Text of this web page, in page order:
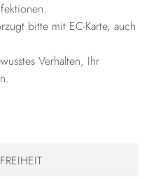
bitte mit EC-Karte, auch
Verhalten, Ihr